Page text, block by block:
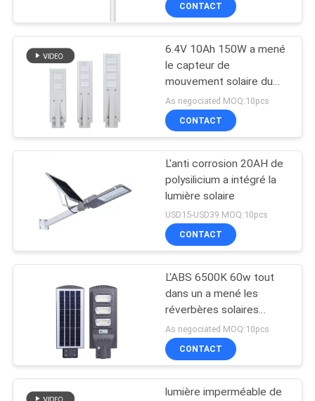
CONTRÔLE
QUALITÉ
CONTACTEZ-
NOUS
NOUVELLES
SHOPPING
PLAN
CONTACT
6.4V 10Ah 150W a mené
le capteur de
mouvement solaire du
réverbère Ip65
As negociated MOQ:10pcs
CONTACT
L'anti corrosion 20AH de
polysilicium a intégré la
lumière solaire
USD15-USD39 MOQ:10pcs
CONTACT
L'ABS 6500K 60w tout
dans un a mené les
réverbères solaires
150lm/W
As negociated MOQ:10pcs
CONTACT
lumière imperméable de